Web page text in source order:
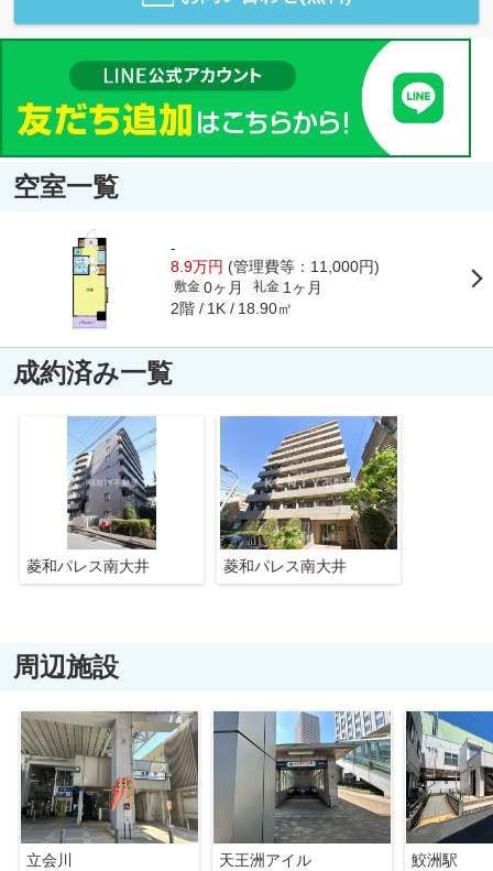
空室一覧
-
8.9万円 (管理費等：11,000円)
敷金 0ヶ月 礼金 1ヶ月
2階 1K 18.90㎡
成約済み一覧
菱和パレス南大井 菱和パレス南大井
周辺施設
立会川
天王洲アイル
鮫洲駅